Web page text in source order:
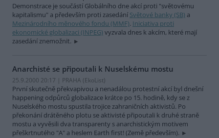
Demonstrace je součástí Globálního dne akcí proti "světovému
kapitalismu" a především proti zasedání Světové banky (SB) a
Mezinárodního měnového fondu (MMF). Iniciativa proti
ekonomické globalizaci (INPEG) vyzvala dnes k akcím, které mají
zasedání znemožnit.
Anarchisté se připoutali k Nuselskému mostu
25.9.2000 20:17 | PRAHA (EkoList)
První skutečně překvapivou a nenadálou protestní akcí byl dnešní
happening odpůrců globalizace krátce po 15. hodině, kdy se z
Nuselského mostu spustila trojice zahraničních aktivistů. Po
překonání drátěného plotu se aktivisté připoutali k druhé straně
mostu a vyvěsili dva transparenty s anarchistickým motivem
přeškrtnutého "A" a heslem Earth first! (Země především).